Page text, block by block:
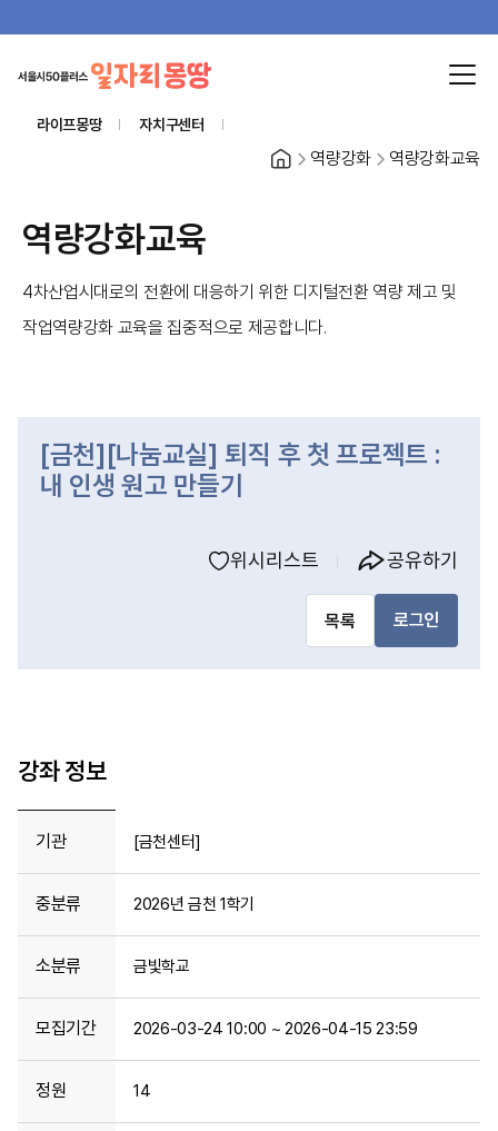
라이프몽땅 자치구센터
홈 역량강화 역량강화교육
역량강화교육
4차산업시대로의 전환에 대응하기 위한 디지털전환 역량 제고 및
작업역량강화 교육을 집중적으로 제공합니다.
[금천][나눔교실] 퇴직 후 첫 프로젝트 :
내 인생 원고 만들기
위시리스트 공유하기
목록 로그인
강좌 정보
기관 [금천센터]
중분류 2026년 금천 1학기
소분류 금빛학교
모집기간 2026-03-24 10:00 ~ 2026-04-15 23:59
정원 14